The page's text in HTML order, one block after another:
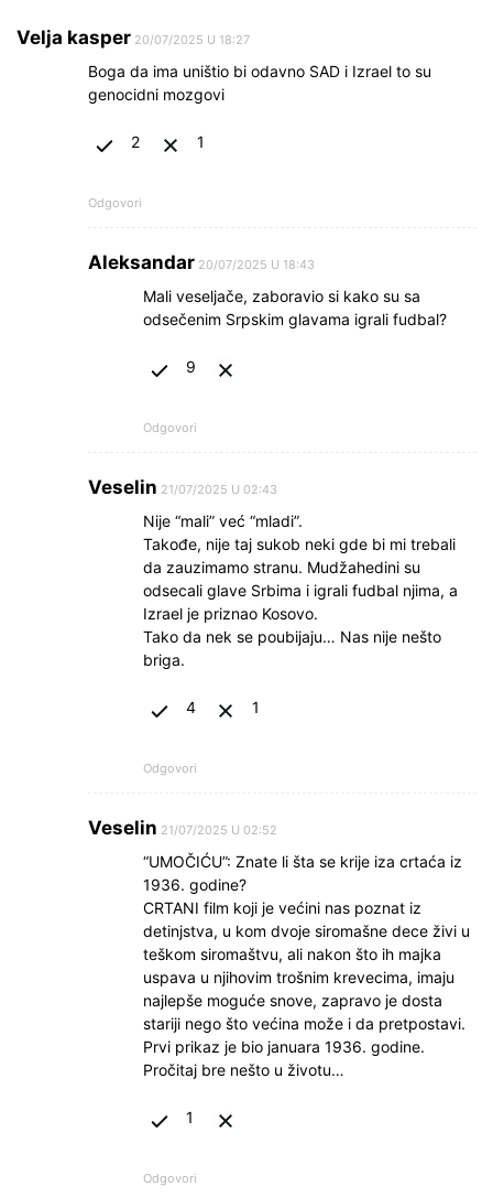
Velja kasper 20/07/2025 U 18:27
Boga da ima uništio bi odavno SAD i Izrael to su
genocidni mozgovi
2 1
Odgovori
Aleksandar 20/07/2025 U 18:43
Mali veseljače, zaboravio si kako su sa
odsečenim Srpskim glavama igrali fudbal?
9
Odgovori
Veselin 21/07/2025 U 02:43
Nije “mali” već “mladi”.
Takođe, nije taj sukob neki gde bi mi trebali
da zauzimamo stranu. Mudžahedini su
odsecali glave Srbima i igrali fudbal njima, a
Izrael je priznao Kosovo.
Tako da nek se poubijaju… Nas nije nešto
briga.
4 1
Odgovori
Veselin 21/07/2025 U 02:52
“UMOČIĆU”: Znate li šta se krije iza crtaća iz
1936. godine?
CRTANI film koji je većini nas poznat iz
detinjstva, u kom dvoje siromašne dece živi u
teškom siromaštvu, ali nakon što ih majka
uspava u njihovim trošnim krevecima, imaju
najlepše moguće snove, zapravo je dosta
stariji nego što većina može i da pretpostavi.
Prvi prikaz je bio januara 1936. godine.
Pročitaj bre nešto u životu…
1
Odgovori